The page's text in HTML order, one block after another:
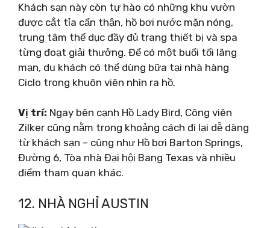
Khách sạn này còn tự hào có những khu vườn
được cắt tỉa cẩn thận, hồ bơi nước mặn nóng,
trung tâm thể dục đầy đủ trang thiết bị và spa
từng đoạt giải thưởng. Để có một buổi tối lãng
mạn, du khách có thể dùng bữa tại nhà hàng
Ciclo trong khuôn viên nhìn ra hồ.
Vị trí: Ngay bên cạnh Hồ Lady Bird, Công viên
Zilker cũng nằm trong khoảng cách đi lại dễ dàng
từ khách sạn – cũng như Hồ bơi Barton Springs,
Đường 6, Tòa nhà Đại hội Bang Texas và nhiều
điểm tham quan khác.
12. NHÀ NGHỈ AUSTIN